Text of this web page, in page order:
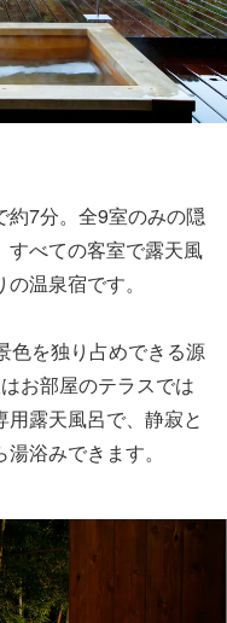
約7分。全9室のみの隠
すべての客室で露天風
温泉宿です。
色を独り占めできる源
お部屋のテラスでは
露天風呂で、静寂と
浴みできます。